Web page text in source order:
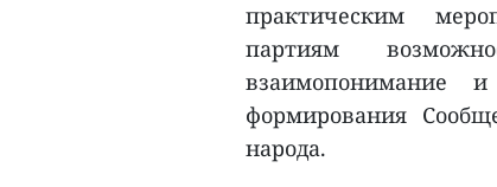
практическим
партиям
взаимопонимание
формирования
народа.